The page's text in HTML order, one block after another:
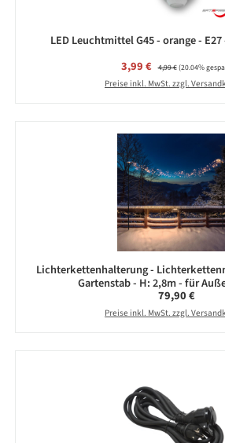
LED Leuchtmittel G45 - orange - E27
Verkaufspreis:
3,99 € Regulärer Preis:
4,99 €(20.04%
Preise inkl. MwSt. zzgl.
Lichterkettenhalterung -
Gartenstab - H: 2,8m - für
Regulärer Preis:
79,90 €
Preise inkl. MwSt. zzgl.